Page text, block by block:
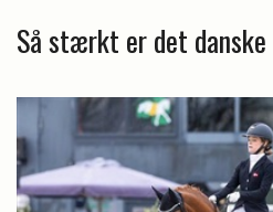
Så stærkt er det danske